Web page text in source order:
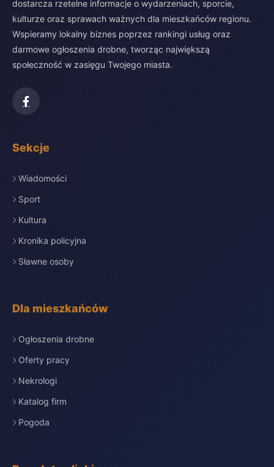
dostarcza rzetelne informacje o wydarzeniach, sporcie,
kulturze oraz sprawach ważnych dla mieszkańców regionu.
Wspieramy lokalny biznes poprzez rankingi usług oraz
darmowe ogłoszenia drobne, tworząc największą
społeczność w zasięgu Twojego miasta.
Sekcje
Wiadomości
Sport
Kultura
Kronika policyjna
Sławne osoby
Dla mieszkańców
Ogłoszenia drobne
Oferty pracy
Nekrologi
Katalog firm
Pogoda